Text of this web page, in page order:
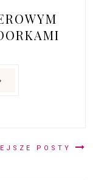
POSTY